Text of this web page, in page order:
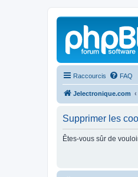
Raccourcis FAQ
Jelectronique.com
Supprimer les
Êtes-vous sûr de